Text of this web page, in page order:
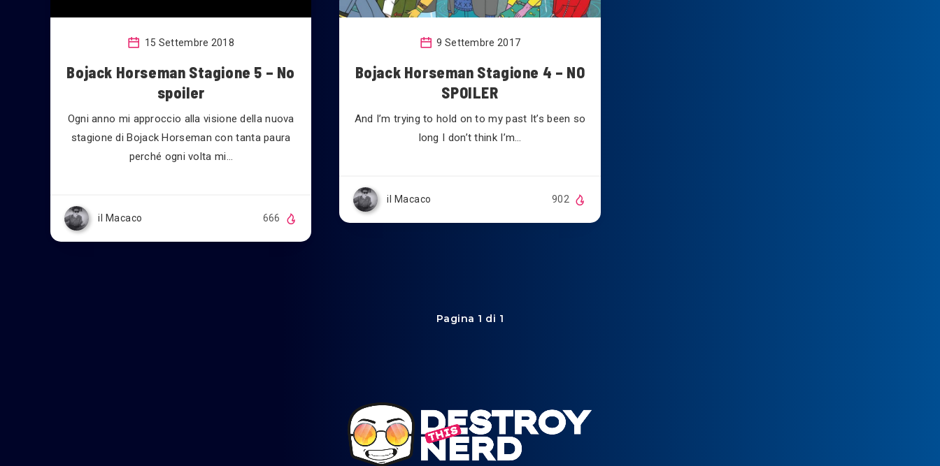
15 Settembre 2018
Bojack Horseman Stagione 5 – No
spoiler
Ogni anno mi approccio alla visione della nuova
stagione di Bojack Horseman con tanta paura
perché ogni volta mi…
il Macaco 666
9 Settembre 2017
Bojack Horseman Stagione 4 – NO
SPOILER
And I’m trying to hold on to my past It’s been so
long I don’t think I’m…
il Macaco 902
Pagina 1 di 1